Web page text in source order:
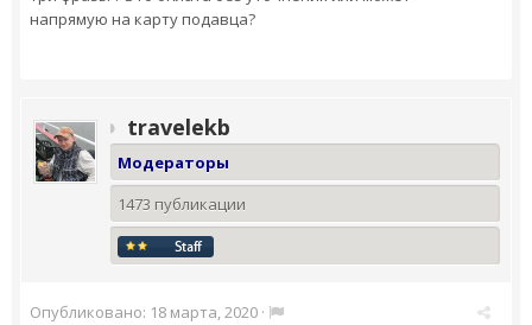
напрямую на карту подавца?
travelekb
Модераторы
1473 публикации
Опубликовано: 18 марта, 2020 ·